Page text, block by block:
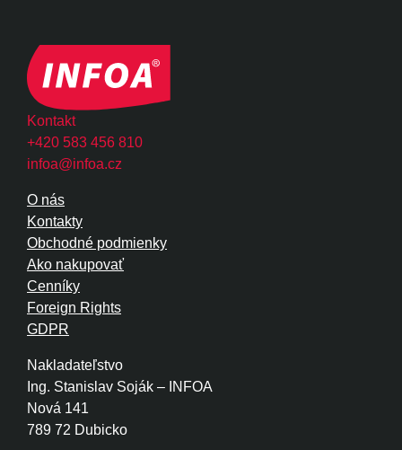
Kontakt
+420 583 456 810
infoa@infoa.cz
Nakladateľstvo
Ing. Stanislav Soják – INFOA
Nová 141
789 72 Dubicko
O nás
Kontakty
Obchodné podmienky
Ako nakupovať
Cenníky
Foreign Rights
GDPR